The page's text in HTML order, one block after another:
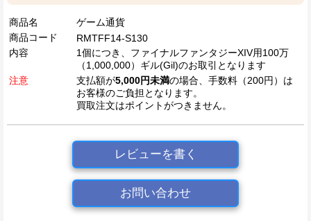
商品名
ゲーム通貨
商品コード
RMTFF14-S130
内容
1個につき、ファイナルファンタジーXIV用100万
（1,000,000）ギル(Gil)のお取引となります
注意
支払額が5,000円未満の場合、手数料（200円）は
お客様のご負担となります。
買取注文はポイントがつきません。
レビューを書く
お問い合わせ